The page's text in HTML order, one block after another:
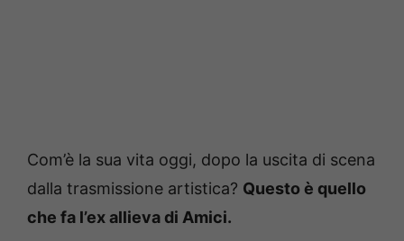
Com’è la sua vita oggi, dopo la uscita di scena
dalla trasmissione artistica? Questo è quello
che fa l’ex allieva di Amici.